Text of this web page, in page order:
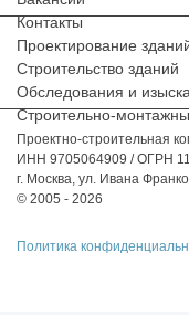
Контакты
Проектирование
Строительство зданий
Обследования и
Строительно-
Проектно-строительная
ИНН 9705064909 / ОГРН
г. Москва, ул. Ивана
© 2005 - 2026
Политика